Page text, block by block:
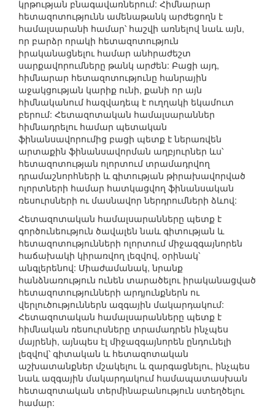
կրթության բնագավառներում: Հիմնարար
հետազոտությունն ամենաթանկ արժեցողն է
համալսարանի համար՝ հաշվի առնելով նաև այն,
որ բարձր որակի հետազոտություն
իրականացնելու համար անհրաժեշտ
սարքավորումները թանկ արժեն: Բացի այդ,
հիմնարար հետազոտությունը հանրային
աջակցության կարիք ունի, քանի որ այն
հիմնականում հազվադեպ է ուղղակի եկամուտ
բերում: Հետազոտական համալսարաններ
հիմնադրելու համար պետական
ֆինանսավորումից բացի պետք է ներառվեն
արտաքին ֆինանսավորման աղբյուրներ ևս՝
հետազոտության ոլորտում տրամադրվող
դրամաշնորհների և գիտության թիրախավորված
ոլորտների համար հատկացվող ֆինանսական
ռեսուրսների ու մասնավոր ներդրումների ձևով:
Հետազոտական համալսարանները պետք է
գործունեություն ծավալեն նաև գիտության և
հետազոտությունների ոլորտում միջազգայնորեն
հաճախակի կիրառվող լեզվով, օրինակ՝
անգլերենով: Միաժամանակ, նրանք
հանձնառություն ունեն տարածելու իրականացված
հետազոտությունների արդյունքներն ու
վերլուծություններն ազգային մակարդակում:
Հետազոտական համալսարանները պետք է
հիմնական ռեսուրսները տրամադրեն ինչպես
մայրենի, այնպես էլ միջազգայնորեն ընդունելի
լեզվով՝ գիտական և հետազոտական
աշխատանքներ մշակելու և զարգացնելու, ինչպես
նաև ազգային մակարդակում համապատասխան
հետազոտական տերմինաբանություն ստեղծելու
համար: